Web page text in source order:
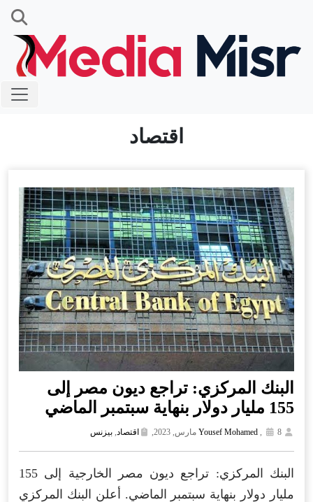
اقتصاد
البنك المركزي: تراجع ديون مصر إلى
155 مليار دولار بنهاية سبتمبر الماضي
Yousef Mohamed 8 مارس, 2023, اقتصاد بيزنس
البنك المركزي: تراجع ديون مصر الخارجية إلى 155
مليار دولار بنهاية سبتمبر الماضي. أعلن البنك المركزي